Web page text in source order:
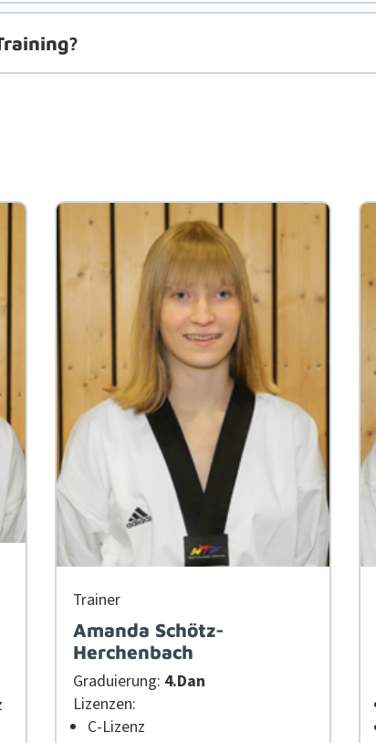
Train­er
Amanda Schötz-
Herchenbach
Graduierung: 4.Dan
Lizen­zen:
C‑Lizenz